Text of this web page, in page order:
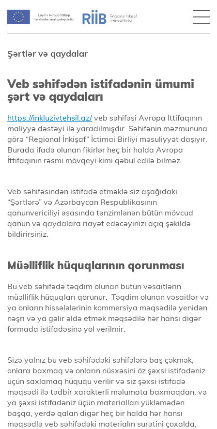
Şərtlər və qaydalar
Veb səhifədən istifadənin ümumi
şərt və qaydaları
https://inkluzivtehsil.az/ veb səhifəsi Avropa İttifaqının
maliyyə dəstəyi ilə yaradılmışdır. Səhifənin məzmununa
görə “Regional İnkişaf” İctimai Birliyi məsuliyyət daşıyır.
Burada ifadə olunan fikirlər heç bir halda Avropa
İttifaqının rəsmi mövqeyi kimi qəbul edilə bilməz.
Veb səhifəsindən istifadə etməklə siz aşağıdakı
“Şərtlərə” və Azərbaycan Respublikasının
qanunvericiliyi əsasında tənzimlənən bütün mövcud
qanun və qaydalara riayət edəcəyinizi açıq şəkildə
bildirirsiniz.
Müəlliflik hüquqlarının qorunması
Bu veb səhifədə təqdim olunan bütün vəsaitlərin
müəlliflik hüquqları qorunur. Təqdim olunan vəsaitlər və
ya onların hissələlərinin kommersiya məqsədilə yenidən
nəşri və ya gəlir əldə etmək məqsədilə hər hansı digər
formada istifadəsinə yol verilmir.
Sizə yalnız bu veb səhifədəki səhifələrə baş çəkmək,
onlara baxmaq və onların nüsxəsini öz şəxsi istifadəniz
üçün saxlamaq hüququ verilir və siz şəxsi istifadə
məqsədi ilə tədbir xarakterli məlumata baxmaqdan, və
ya şəxsi istifadəniz üçün materialları yükləmədən
başqa, yerdə qalan digər heç bir halda hər hansı
məqsədlə veb səhifədəki materialın surətini çoxalda,